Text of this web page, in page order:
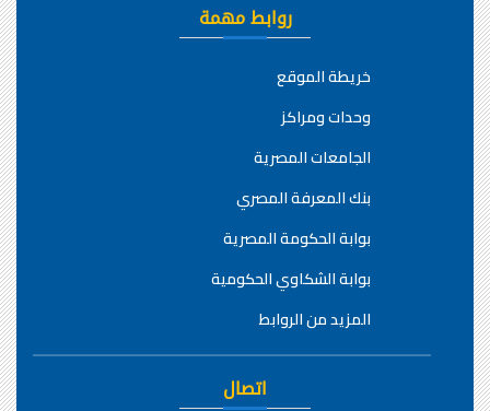
روابط مهمة
خريطة الموقع
وحدات ومراكز
الجامعات المصرية
بنك المعرفة المصري
بوابة الحكومة المصرية
بوابة الشكاوي الحكومية
المزيد من الروابط
اتصال